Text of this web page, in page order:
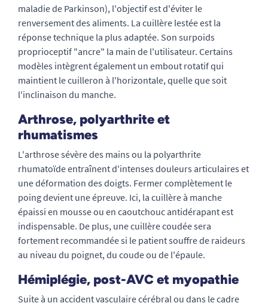
maladie de Parkinson), l'objectif est d'éviter le
renversement des aliments. La cuillère lestée est la
réponse technique la plus adaptée. Son surpoids
proprioceptif "ancre" la main de l'utilisateur. Certains
modèles intègrent également un embout rotatif qui
maintient le cuilleron à l'horizontale, quelle que soit
l'inclinaison du manche.
Arthrose, polyarthrite et
rhumatismes
L'arthrose sévère des mains ou la polyarthrite
rhumatoïde entraînent d'intenses douleurs articulaires et
une déformation des doigts. Fermer complètement le
poing devient une épreuve. Ici, la cuillère à manche
épaissi en mousse ou en caoutchouc antidérapant est
indispensable. De plus, une cuillère coudée sera
fortement recommandée si le patient souffre de raideurs
au niveau du poignet, du coude ou de l'épaule.
Hémiplégie, post-AVC et myopathie
Suite à un accident vasculaire cérébral ou dans le cadre